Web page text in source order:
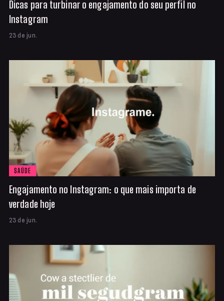
Dicas para turbinar o engajamento do seu perfil no
Instagram
23 de jun.
SAÚDE
Engajamento no Instagram: o que mais importa de
verdade hoje
23 de jun.